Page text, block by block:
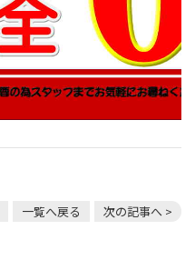
一覧へ戻る 次の記事へ >